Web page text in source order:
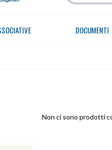
DOCUMENTI
Non ci sono prodotti